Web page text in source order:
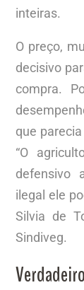
inteiras.
O preço,
decisivo
compra.
que
“O
defensivo
ilegal ele
Silvia de
Sindiveg.